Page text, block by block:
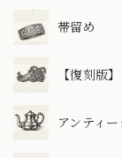
帯留め
【復刻版
アンティ